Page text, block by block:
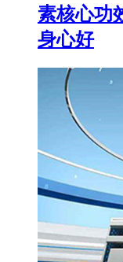
素核心功
身心好